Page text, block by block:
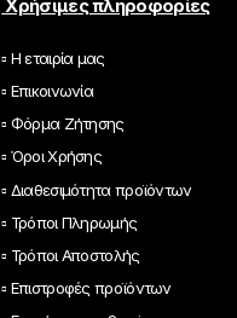
Χρήσιμες πληροφορίες
▫ Η εταιρία μας
▫ Επικοινωνία
▫ Φόρμα Ζήτησης
▫ Όροι Χρήσης
▫ Διαθεσιμότητα προϊόντων
▫ Τρόποι Πληρωμής
▫ Τρόποι Αποστολής
▫ Επιστροφές προϊόντων